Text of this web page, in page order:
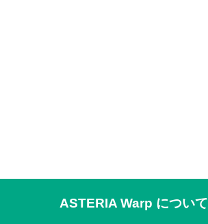
ASTERIA Warp について